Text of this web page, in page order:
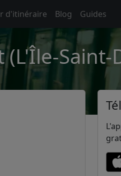
d'itinéraire Blog Guides
Saint-